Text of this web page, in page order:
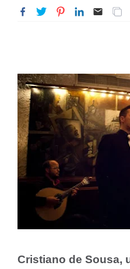
Cristiano de Sousa,